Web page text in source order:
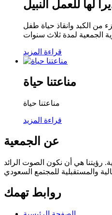
لها للعمل النبيل
من الكبد وانقاذ حياة طفل
الجمعية لمدة ثلاث سنوات
قراءة المزيد
مناعتنا حياة
مناعتنا حياة
قراءة المزيد
عن الجمعية
المهنية العلمية الصحية. رؤيتنا هي أن نكون الصوت الرائد
روابط تهمك